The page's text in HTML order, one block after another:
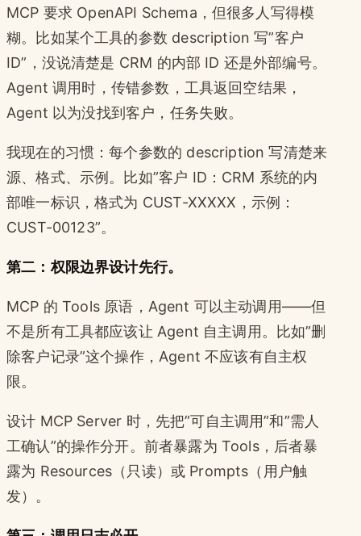
MCP 要求 OpenAPI Schema，但很多人写得模
糊。比如某个工具的参数 description 写”客户
ID”，没说清楚是 CRM 的内部 ID 还是外部编号。
Agent 调用时，传错参数，工具返回空结果，
Agent 以为没找到客户，任务失败。
我现在的习惯：每个参数的 description 写清楚来
源、格式、示例。比如”客户 ID：CRM 系统的内
部唯一标识，格式为 CUST-XXXXX，示例：
CUST-00123”。
第二：权限边界设计先行。
MCP 的 Tools 原语，Agent 可以主动调用——但
不是所有工具都应该让 Agent 自主调用。比如”删
除客户记录”这个操作，Agent 不应该有自主权
限。
设计 MCP Server 时，先把”可自主调用”和”需人
工确认”的操作分开。前者暴露为 Tools，后者暴
露为 Resources（只读）或 Prompts（用户触
发）。